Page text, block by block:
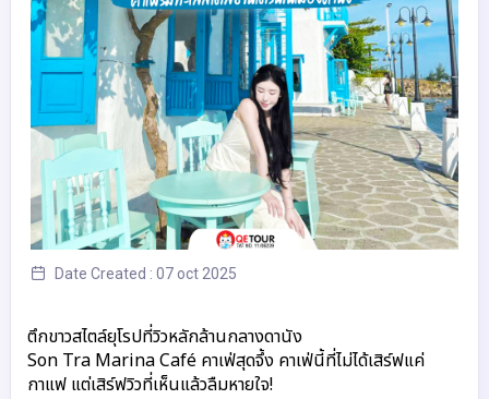
Date Created : 07 oct 2025
ตึกขาวสไตล์ยุโรปที่วิวหลักล้านกลางดานัง
Son Tra Marina Café คาเฟ่สุดจึ้ง คาเฟ่นี้ที่ไม่ได้เสิร์ฟแค่
กาแฟ แต่เสิร์ฟวิวที่เห็นแล้วลืมหายใจ!